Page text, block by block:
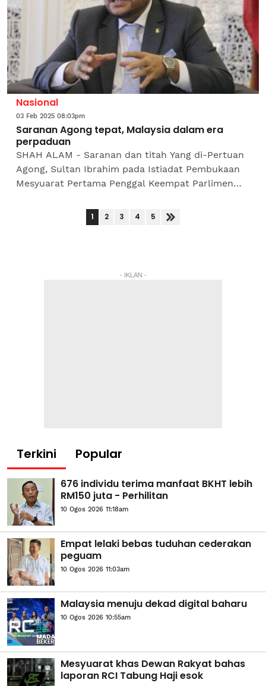
Nasional
03 Feb 2025 08:03pm
Saranan Agong tepat, Malaysia dalam era
perpaduan
SHAH ALAM - Saranan dan titah Yang di-Pertuan
Agong, Sultan Ibrahim pada Istiadat Pembukaan
Mesyuarat Pertama Penggal Keempat Parlimen
Malaysia dalam era...
1 2 3 4 5
- IKLAN -
Terkini Popular
676 individu terima manfaat BKHT lebih
RM150 juta - Perhilitan
10 Ogos 2026 11:18am
Empat lelaki bebas tuduhan cederakan
peguam
10 Ogos 2026 11:03am
Malaysia menuju dekad digital baharu
10 Ogos 2026 10:55am
Mesyuarat khas Dewan Rakyat bahas
laporan RCI Tabung Haji esok